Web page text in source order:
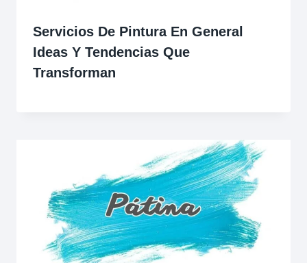
Servicios De Pintura En General
Ideas Y Tendencias Que
Transforman